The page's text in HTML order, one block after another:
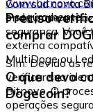
e seguramente.
Com sua conta
onde pode
segurança.
externa
MultiDoge ou
Preciso
comprar
Sim. Devido às
verificar sua
Bitnovo. O
operações
O que devo
Dogecoin?